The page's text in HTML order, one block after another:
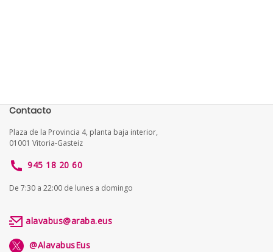
Contacto
Plaza de la Provincia 4, planta baja interior,
01001 Vitoria-Gasteiz
945 18 20 60
De 7:30 a 22:00 de lunes a domingo
alavabus@araba.eus
@AlavabusEus